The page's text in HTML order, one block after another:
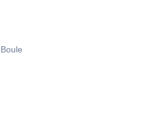
Boule